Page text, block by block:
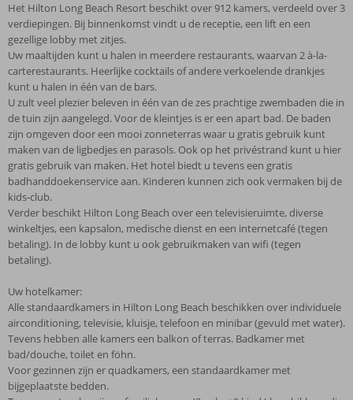
Het Hilton Long Beach Resort beschikt over 912 kamers, verdeeld over 3
verdiepingen. Bij binnenkomst vindt u de receptie, een lift en een
gezellige lobby met zitjes.
Uw maaltijden kunt u halen in meerdere restaurants, waarvan 2 à-la-
carterestaurants. Heerlijke cocktails of andere verkoelende drankjes
kunt u halen in één van de bars.
U zult veel plezier beleven in één van de zes prachtige zwembaden die in
de tuin zijn aangelegd. Voor de kleintjes is er een apart bad. De baden
zijn omgeven door een mooi zonneterras waar u gratis gebruik kunt
maken van de ligbedjes en parasols. Ook op het privéstrand kunt u hier
gratis gebruik van maken. Het hotel biedt u tevens een gratis
badhanddoekenservice aan. Kinderen kunnen zich ook vermaken bij de
kids-club.
Verder beschikt Hilton Long Beach over een televisieruimte, diverse
winkeltjes, een kapsalon, medische dienst en een internetcafé (tegen
betaling). In de lobby kunt u ook gebruikmaken van wifi (tegen
betaling).
Uw hotelkamer:
Alle standaardkamers in Hilton Long Beach beschikken over individuele
airconditioning, televisie, kluisje, telefoon en minibar (gevuld met water).
Tevens hebben alle kamers een balkon of terras. Badkamer met
bad/douche, toilet en föhn.
Voor gezinnen zijn er quadkamers, een standaardkamer met
bijgeplaatste bedden.